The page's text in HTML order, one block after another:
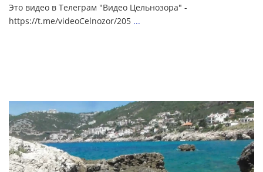
Это видео в Телеграм "Видео Цельнозора" -
https://t.me/videoCelnozor/205 ...